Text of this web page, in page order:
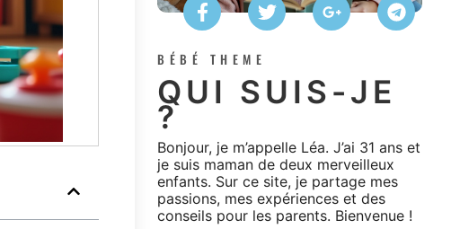
BÉBÉ THEME
QUI SUIS-JE
?
Bonjour, je m’appelle Léa. J’ai 31 ans et
je suis maman de deux merveilleux
enfants. Sur ce site, je partage mes
passions, mes expériences et des
conseils pour les parents. Bienvenue !